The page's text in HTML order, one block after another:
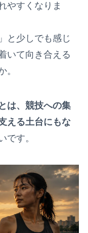
やすくなりま
と少しでも感じ
いて向き合える
。
は、競技への集
える土台にもな
です。